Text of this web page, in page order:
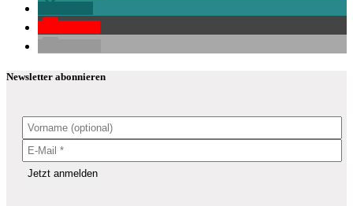
Newsletter abonnieren